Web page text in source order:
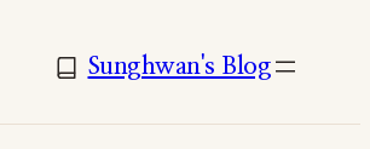
Sunghwan's Blog